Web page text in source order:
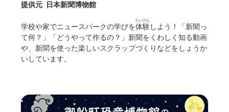
提供元 日本新聞博物館
学校や家でニュースパークの学びを体験
たいけん
しよう！「新聞っ
て何？」「どうやって作るの？」新聞をくわしく知る動画
や、新聞を使った楽しいスクラップづくりなどをしょうか
いしています。